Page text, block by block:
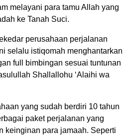
melayani para tamu Allah yang
ke Tanah Suci.
perusahaan perjalanan
selalu istiqomah menghantarkan
full bimbingan sesuai tuntunan
Shallallohu ‘Alaihi wa
yang sudah berdiri 10 tahun
paket perjalanan yang
keinginan para jamaah. Seperti